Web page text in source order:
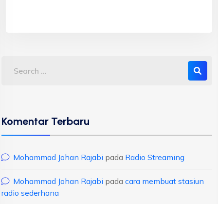
Komentar Terbaru
Mohammad Johan Rajabi pada Radio Streaming
Mohammad Johan Rajabi pada cara membuat stasiun
radio sederhana